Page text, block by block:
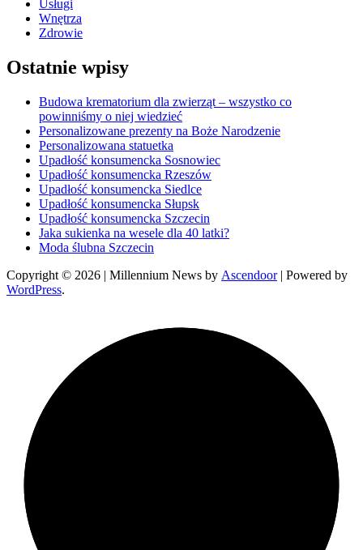
Usługi
Wnętrza
Zdrowie
Ostatnie wpisy
Budowa krematorium dla zwierząt – wszystko co
powinniśmy o niej wiedzieć
Personalizowane prezenty na Boże Narodzenie
Personalizowana statuetka
Upadłość konsumencka Sosnowiec
Upadłość konsumencka Rzeszów
Upadłość konsumencka Siedlce
Upadłość konsumencka Słupsk
Upadłość konsumencka Szczecin
Jaka sukienka na wesele dla 40 latki?
Moda ślubna Szczecin
Copyright © 2026 | Millennium News by Ascendoor| Powered by
WordPress.